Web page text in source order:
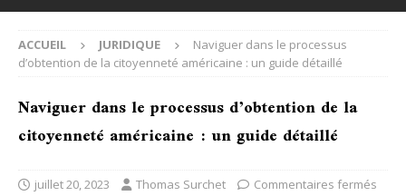
ACCUEIL JURIDIQUE
Naviguer dans le processus
d’obtention de la citoyenneté américaine : un guide détaillé
Naviguer dans le processus d’obtention de la
citoyenneté américaine : un guide détaillé
juillet 20, 2023 Thomas Surchet Commentaires fermés